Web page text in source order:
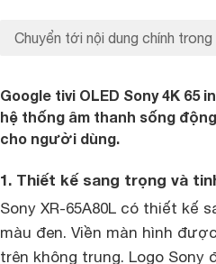
Chuyển tới nội dung chính trong
Google tivi OLED Sony 4K
hệ thống âm thanh sống
cho người dùng.
1. Thiết kế sang trọng và
Sony XR-65A80L có thiết kế
màu đen. Viền màn hình
trên không trung. Logo